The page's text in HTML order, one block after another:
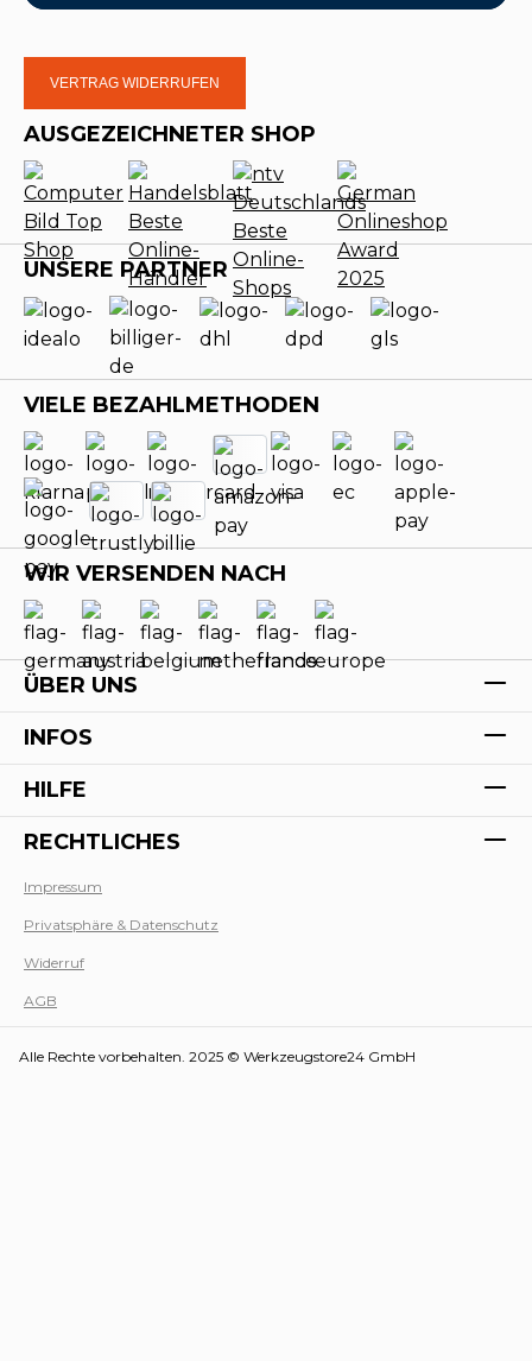
VERTRAG WIDERRUFEN
AUSGEZEICHNETER SHOP
UNSERE PARTNER
VIELE BEZAHLMETHODEN
WIR VERSENDEN NACH
ÜBER UNS
INFOS
HILFE
RECHTLICHES
Impressum
Privatsphäre & Datenschutz
Widerruf
AGB
Alle Rechte vorbehalten. 2025 © Werkzeugstore24 GmbH